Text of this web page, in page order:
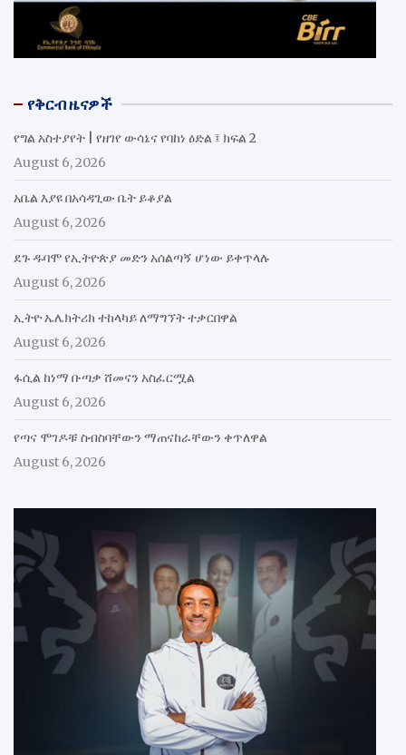
የቅርብ ዜናዎች
የግል አስተያየት | የዘገየ ውሳኔና የባከነ ዕድል ፤ ክፍል 2
August 6, 2026
አቤል እያዩ በአሳዳጊው ቤት ይቆያል
August 6, 2026
ደጉ ዱባሞ የኢትዮጵያ መድን አሰልጣኝ ሆነው ይቀጥላሉ
August 6, 2026
ኢትዮ ኤሌክትሪክ ተከላካይ ለማግኘት ተቃርበዋል
August 6, 2026
ፋሲል ከነማ ቡጣቃ ሸመናን አስፈርሟል
August 6, 2026
የጣና ሞገዶቹ ስብስባቸውን ማጠናከራቸውን ቀጥለዋል
August 6, 2026